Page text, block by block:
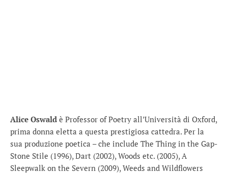
Alice Oswald è Professor of Poetry all’Università di Oxford,
prima donna eletta a questa prestigiosa cattedra. Per la
sua produzione poetica – che include The Thing in the Gap-
Stone Stile (1996), Dart (2002), Woods etc. (2005), A
Sleepwalk on the Severn (2009), Weeds and Wildflowers